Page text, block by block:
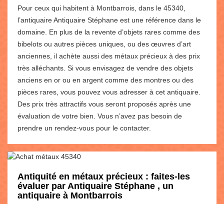
Pour ceux qui habitent à Montbarrois, dans le 45340,
l’antiquaire Antiquaire Stéphane est une référence dans le
domaine. En plus de la revente d’objets rares comme des
bibelots ou autres pièces uniques, ou des œuvres d’art
anciennes, il achète aussi des métaux précieux à des prix
très alléchants. Si vous envisagez de vendre des objets
anciens en or ou en argent comme des montres ou des
pièces rares, vous pouvez vous adresser à cet antiquaire.
Des prix très attractifs vous seront proposés après une
évaluation de votre bien. Vous n’avez pas besoin de
prendre un rendez-vous pour le contacter.
Antiquité en métaux précieux : faites-les
évaluer par Antiquaire Stéphane , un
antiquaire à Montbarrois